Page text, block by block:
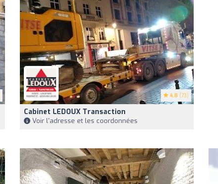
4.8 (73)
Cabinet LEDOUX Transaction
Voir l'adresse et les coordonnées